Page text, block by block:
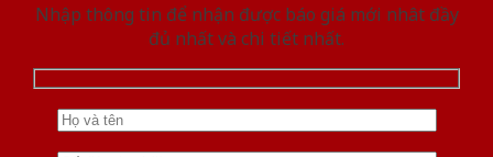
Nhập thông tin để nhận được báo giá mới nhât đầy
đủ nhất và chi tiết nhất.